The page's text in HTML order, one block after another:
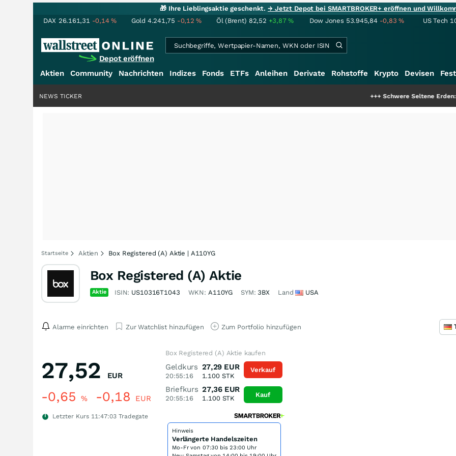
🎁 Ihre Lieblingsaktie geschenkt.→ Jetzt Depot bei SMARTBROKER+ eröffnen und
DAX 26.161,31 -0,14% Gold 4.241,75 -0,12% Öl (Brent) 82,52 +3,87% Dow Jones 53.945,84 -0,83% US Tech
Depot eröffnen
Aktien Community Nachrichten Indizes Fonds ETFs Anleihen Derivate Rohstoffe Krypto Devisen
Schwere Seltene Erden: Entsteht
NEWS TICKER
Startseite Aktien Box Registered (A) Aktie | A110YG
Box Registered (A) Aktie
Aktie ISIN: US10316T1043 WKN: A110YG SYM: 3BX Land USA
Alarme einrichten Zur Watchlist hinzufügen Zum Portfolio hinzufügen
27,52 EUR
-0,65 % -0,18 EUR
Letzter Kurs 11:47:03 Tradegate
Box Registered (A) Aktie kaufen
Geldkurs
20:55:16
27,29 EUR
1.100STK
Briefkurs
20:55:16
27,36 EUR
1.100STK
Verkauf
Kauf
Hinweis
Verlängerte Handelszeiten
Mo-Fr von 07:30 bis 23:00 Uhr